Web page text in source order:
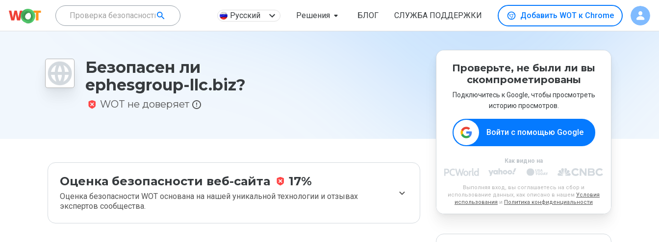
Русский Решения БЛОГ СЛУЖБА ПОДДЕРЖКИ Добавить WOT к Chrome
Безопасен ли
ephesgroup-llc.biz?
WOT не доверяет
Оценка безопасности веб-сайта 17%
Оценка безопасности WOT основана на нашей уникальной технологии и отзывах
экспертов сообщества.
Проверьте, не были ли вы
скомпрометированы
Подключитесь к Google, чтобы просмотреть
историю просмотров.
Войти с помощью Google
Как видно на
Выполняя вход, вы соглашаетесь на сбор и
использование данных, как описано в нашем Условия
использования и Политика конфиденциальности